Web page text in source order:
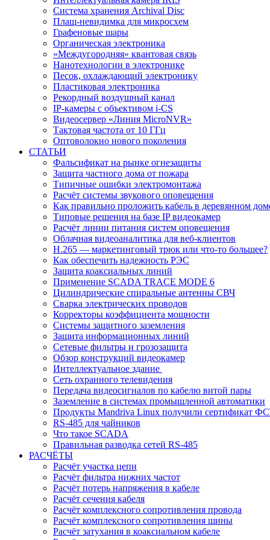
Система хранения Archival Disc
Плащ-невидимка для микросхем
Графеновые шары
Органическая электроника
«Междугородняя» квантовая связь
Нанотехнологии в электронике
Песок, охлаждающий электронику
Пластиковая электроника
Рекордный воздушный канал
IP-камеры с объективом i-CS
Видеосервер «Линия MicroNVR»
Тактовая частота от 10 ГГц
Оптоволокно нового поколения
СТАТЬИ
Фальсификат на рынке огнезащиты
Защита частного дома от пожара
Типичные ошибки электромонтажа
Расчёт системы звукового оповещения
Как правильно проложить кабель в деревянном
Типовые решения на базе IP видеокамер
Расчёт линии питания систем оповещения
Облачная видеоаналитика для веб-клиентов
H.265 — маркетинговый трюк или что-то большее?
Как обеспечить надежность РЭС
Защита коаксиальных линий
Применение SCADA TRACE MODE 6
Цилиндрические спиральные антенны СВЧ
Сварка электрических проводов
Корректоры коэффициента мощности
Системы защитного заземления
Защита информационных линий
Сетевые фильтры и грозозащита
Обзор конструкций видеокамер
Интеллектуальное здание
Cеть охранного телевидения
Передача видеосигналов по кабелю витой пары
Заземление в системах промышленной автоматики
Продукты Mandriva Linux получили сертификат
RS-485 для чайников
Что такое SCADA
Правильная разводка сетей RS-485
РАСЧЁТЫ
Расчёт участка цепи
Расчёт фильтра нижних частот
Расчёт потерь напряжения в кабеле
Расчёт сечения кабеля
Расчёт комплексного сопротивления провода
Расчёт комплексного сопротивления шины
Расчёт затухания в коаксиальном кабеле